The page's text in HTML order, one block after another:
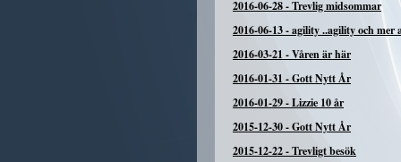
2016-06-28-Trevlig midsommar
2016-06-13-agility ..agility och mer
2016-03-21 -Våren är här
2016-01-31 -Gott Nytt År
2016-01-29-Lizzie 10 år
2015-12-30-Gott Nytt År
2015-12-22-Trevligt besök